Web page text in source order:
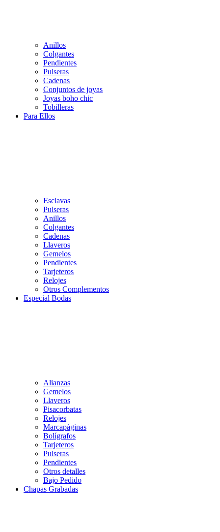
Anillos
Colgantes
Pendientes
Pulseras
Cadenas
Conjuntos de joyas
Joyas boho chic
Tobilleras
Para Ellos
Esclavas
Pulseras
Anillos
Colgantes
Cadenas
Llaveros
Gemelos
Pendientes
Tarjeteros
Relojes
Otros Complementos
Especial Bodas
Alianzas
Gemelos
Llaveros
Pisacorbatas
Relojes
Marcapáginas
Bolígrafos
Tarjeteros
Pulseras
Pendientes
Otros detalles
Bajo Pedido
Chapas Grabadas